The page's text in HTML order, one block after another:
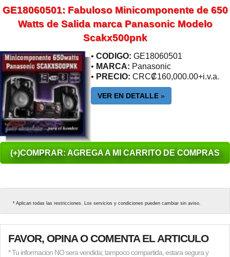
GE18060501: Fabuloso Minicomponente de 650
Watts de Salida marca Panasonic Modelo
Scakx500pnk
• CODIGO: GE18060501
• MARCA: Panasonic
• PRECIO: CRC₡160,000.00+i.v.a.
VER EN DETALLE »
(+)COMPRAR: AGREGA A MI CARRITO DE COMPRAS
* Aplican todas las restricciones. Los servicios y condiciones pueden cambiar sin aviso.
FAVOR, OPINA O COMENTA EL ARTICULO
* Tu informacion NO sera vendida; tampoco compartida, estara segura y